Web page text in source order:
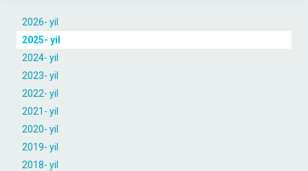
2026- yil
2025- yil
2024- yil
2023- yil
2022- yil
2021- yil
2020- yil
2019- yil
2018- yil